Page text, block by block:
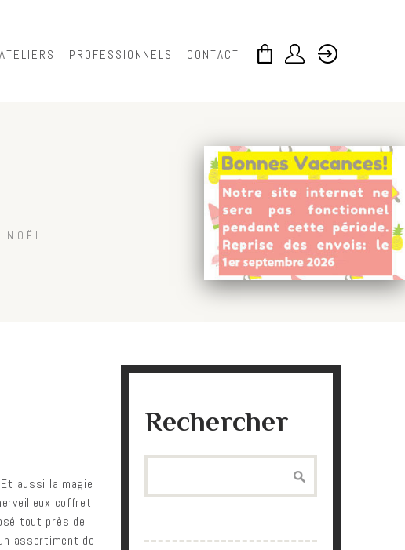
ATELIERS PROFESSIONNELS CONTACT
NOËL
aussi la magie
coffret
tout près de
assortiment de
Rechercher